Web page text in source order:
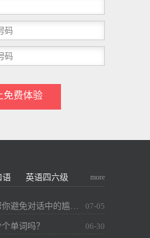
免费体验
语 英语四六级 more
九个精华短语，帮你避免对话中的尴尬~ 07-05
单词吗？ 06-30